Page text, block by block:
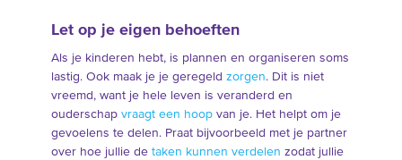
Let op je eigen behoeften
Als je kinderen hebt, is plannen en organiseren soms
lastig. Ook maak je je geregeld zorgen. Dit is niet
vreemd, want je hele leven is veranderd en
ouderschap vraagt een hoopvan je. Het helpt om je
gevoelens te delen. Praat bijvoorbeeld met je partner
over hoe jullie de taken kunnen verdelen zodat jullie